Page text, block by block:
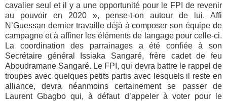
cavalier seul et il y a une opportunité pour le FPI de revenir
au pouvoir en 2020 », pense-t-on autour de lui. Affi
N’Guessan dernier travaille déjà à composer son équipe de
campagne et à affiner les éléments de langage pour celle-ci.
La coordination des parrainages a été confiée à son
Secrétaire général Issiaka Sangaré, frère cadet de feu
Aboudramane Sangaré. Le FPI, qui devra battre le rappel de
troupes avec quelques petits partis avec lesquels il reste en
alliance, devra néanmoins certainement se passer de
Laurent Gbagbo qui, à défaut d’appeler à voter pour le